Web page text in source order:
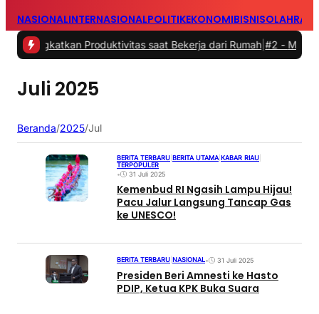
NASIONALINTERNASIONALPOLITIKEKONOMIBISNIS
Produktivitas saat Bekerja dari Rumah| #2 -Masalah
Juli 2025
Beranda/2025/Jul
BERITA TERBARU BERITA UTAMA KABAR RIAU
TERPOPULER
•
31 Juli 2025
Kemenbud RI Ngasih Lampu Hijau!
Pacu Jalur Langsung Tancap Gas
ke UNESCO!
BERITA TERBARU NASIONAL• 31 Juli 2025
Presiden Beri Amnesti ke Hasto
PDIP, Ketua KPK Buka Suara